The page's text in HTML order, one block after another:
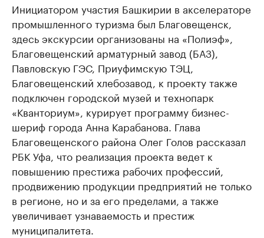
Инициатором участия Башкирии в акселераторе
промышленного туризма был Благовещенск,
здесь экскурсии организованы на «Полиэф»,
Благовещенский арматурный завод (БАЗ),
Павловскую ГЭС, Приуфимскую ТЭЦ,
Благовещенский хлебозавод, к проекту также
подключен городской музей и технопарк
«Кванториум», курирует программу бизнес-
шериф города Анна Карабанова. Глава
Благовещенского района Олег Голов рассказал
РБК Уфа, что реализация проекта ведет к
повышению престижа рабочих профессий,
продвижению продукции предприятий не только
в регионе, но и за его пределами, а также
увеличивает узнаваемость и престиж
муниципалитета.